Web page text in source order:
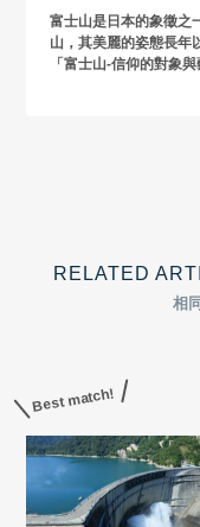
富士山是日本的象徵之
山，其美麗的姿態長年
「富士山-信仰的對象
而構成世界遺產之一
RELATED
相
Best match!